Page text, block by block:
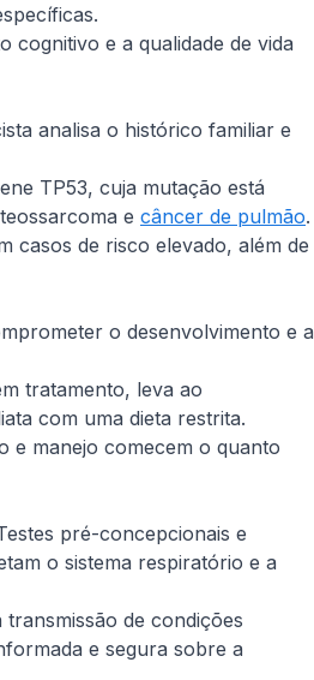
cognitivo e a qualidade de vida
analisa o histórico familiar e
TP53, cuja mutação está
e câncer de pulmão.
casos de risco elevado, além de
o desenvolvimento e a
tratamento, leva ao
com uma dieta restrita.
e manejo comecem o quanto
pré-concepcionais e
o sistema respiratório e a
de condições
e segura sobre a